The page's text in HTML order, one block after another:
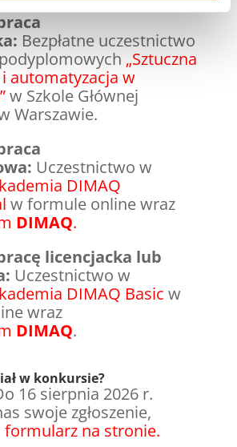
Bezpłatne uczestnictwo
„Sztuczna
automatyzacja w
w Szkole Głównej
Warszawie.
Uczestnictwo w
DIMAQ
w formule online wraz
DIMAQ.
licencjacka lub
Uczestnictwo w
DIMAQ Basic w
wraz
DIMAQ.
w konkursie?
16 sierpnia 2026 r.
swoje zgłoszenie,
formularz na stronie.